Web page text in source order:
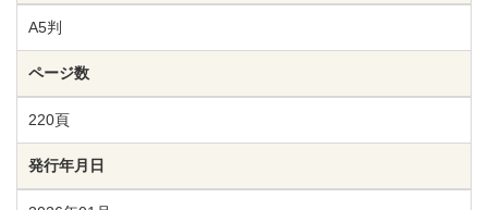
A5判
ページ数
220頁
発行年月日